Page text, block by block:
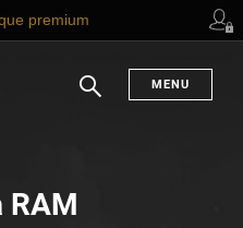
premium
Chercher
MENU
RAM